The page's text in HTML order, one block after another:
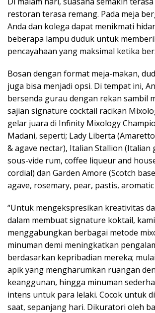
restoran terasa remang. Pada meja
Anda dan kolega dapat menikmati
beberapa lampu duduk untuk
pencayahaan yang maksimal ketika
Bosan dengan format meja-makan,
juga bisa menjadi opsi. Di tempat ini,
bersenda gurau dengan rekan sambil
sajian signature cocktail racikan
gelar juara di Infinity Mixology
Madani, seperti; Lady Liberta
& agave nectar), Italian Stallion (Italian
sous-vide rum, coffee liqueur and
cordial) dan Garden Amore (Scotch
agave, rosemary, pear, pastis,
“Untuk mengekspresikan kreativitas
dalam membuat signature koktail, kami
menggabungkan berbagai metode
minuman demi meningkatkan
berdasarkan kepribadian mereka;
apik yang mengharumkan ruangan
keanggunan, hingga minuman
intens untuk para lelaki. Cocok untuk
saat, sepanjang hari. Dikuratori oleh